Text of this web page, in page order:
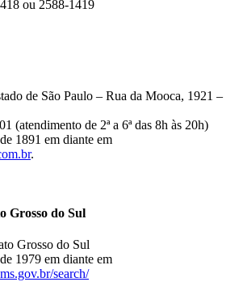
ou 2588-1419
de São Paulo – Rua da Mooca, 1921 –
(atendimento de 2ª a 6ª das 8h às 20h)
1891 em diante em
.
Grosso do Sul
Grosso do Sul
1979 em diante em
search/